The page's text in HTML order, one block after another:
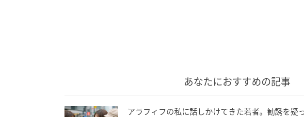
あなたにおすすめの記事
アラフィフの私に話しかけてきた若者。勧誘を疑